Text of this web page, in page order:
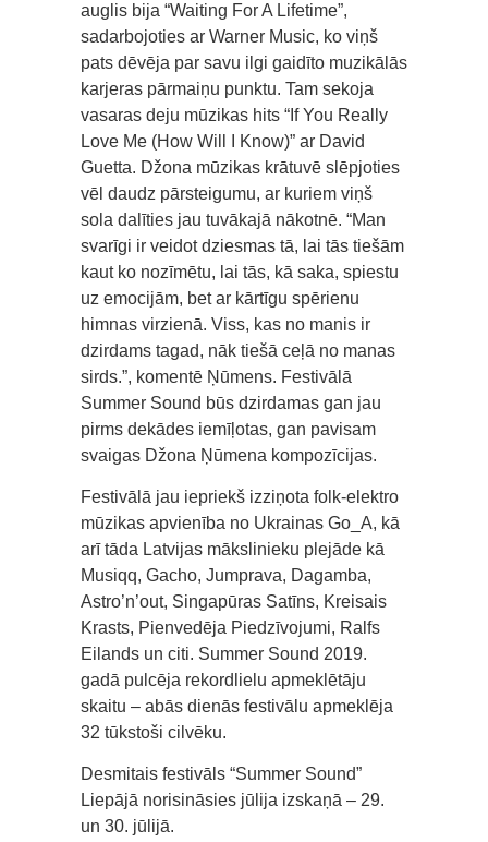
auglis bija “Waiting For A Lifetime”,
sadarbojoties ar Warner Music, ko viņš
pats dēvēja par savu ilgi gaidīto muzikālās
karjeras pārmaiņu punktu. Tam sekoja
vasaras deju mūzikas hits “If You Really
Love Me (How Will I Know)” ar David
Guetta. Džona mūzikas krātuvē slēpjoties
vēl daudz pārsteigumu, ar kuriem viņš
sola dalīties jau tuvākajā nākotnē. “Man
svarīgi ir veidot dziesmas tā, lai tās tiešām
kaut ko nozīmētu, lai tās, kā saka, spiestu
uz emocijām, bet ar kārtīgu spērienu
himnas virzienā. Viss, kas no manis ir
dzirdams tagad, nāk tiešā ceļā no manas
sirds.”, komentē Ņūmens. Festivālā
Summer Sound būs dzirdamas gan jau
pirms dekādes iemīļotas, gan pavisam
svaigas Džona Ņūmena kompozīcijas.
Festivālā jau iepriekš izziņota folk-elektro
mūzikas apvienība no Ukrainas Go_A, kā
arī tāda Latvijas mākslinieku plejāde kā
Musiqq, Gacho, Jumprava, Dagamba,
Astro’n’out, Singapūras Satīns, Kreisais
Krasts, Pienvedēja Piedzīvojumi, Ralfs
Eilands un citi. Summer Sound 2019.
gadā pulcēja rekordlielu apmeklētāju
skaitu – abās dienās festivālu apmeklēja
32 tūkstoši cilvēku.
Desmitais festivāls “Summer Sound”
Liepājā norisināsies jūlija izskaņā – 29.
un 30. jūlijā.